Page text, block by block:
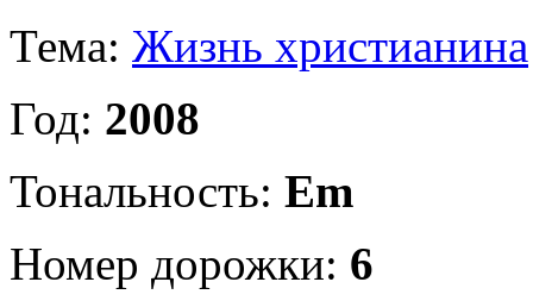
Тема: Жизнь христианина
Год: 2008
Тональность: Em
Номер дорожки: 6